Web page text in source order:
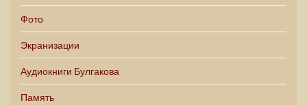
Фото
Экранизации
Аудиокниги Булгакова
Память